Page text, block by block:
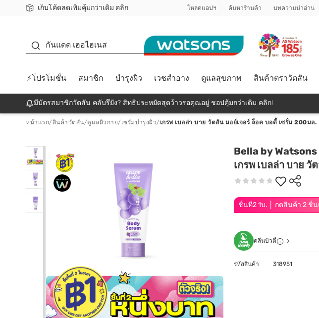
เก็บโค้ดลดเพิ่มคุ้มกว่าเดิม คลิก
ชอปออนไลน์ครั้งแรก ลดเพิ่มจุก ๆ 10%! 🎉
📦ส่งฟรี! เมื่อชอป 499฿
สมาชิกวัตสัน คลับดียังไง? โหลดแอปฯ ค้นหาร้านค้า บทความน่าอ่าน
กันแดด เฮอไฮเนส
⚡โปรโมชั่น สมาชิก บำรุงผิว เวชสำอาง ดูแลสุขภาพ สินค้าตราวัตสัน
มีบัตรสมาชิกวัตสัน คลับรึยัง? สิทธิประหยัดสุดว้าวรอคุณอยู่ ชอปคุ้มกว่าเดิม คลิก!
หน้าแรก/สินค้าวัตสัน/ดูแลผิวกาย/ เซรั่มบำรุงผิว/ เกรพ เบลล่า บาย วัตสัน มอย์เจอร์ ล็อค บอดี้ เซรั่ม 200มล.
Bella by Watsons
เกรพ เบลล่า บาย
ชิ้นที่2 1บ. │ กดสินค้า 2 ชิ้
คลีนบิวตี้
รหัสสินค้า 318951